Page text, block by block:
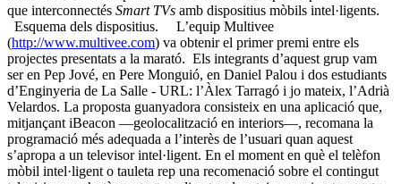
que interconnectés Smart TVs amb dispositius mòbils intel·ligents.
Esquema dels dispositius. L’equip Multivee
(http://www.multivee.com) va obtenir el primer premi entre els
projectes presentats a la marató. Els integrants d’aquest grup vam
ser en Pep Jové, en Pere Monguió, en Daniel Palou i dos estudiants
d’Enginyeria de La Salle - URL: l’Àlex Tarragó i jo mateix, l’Adrià
Velardos. La proposta guanyadora consisteix en una aplicació que,
mitjançant iBeacon —geolocalització en interiors—, recomana la
programació més adequada a l’interès de l’usuari quan aquest
s’apropa a un televisor intel·ligent. En el moment en què el telèfon
mòbil intel·ligent o tauleta rep una recomenació sobre el contingut